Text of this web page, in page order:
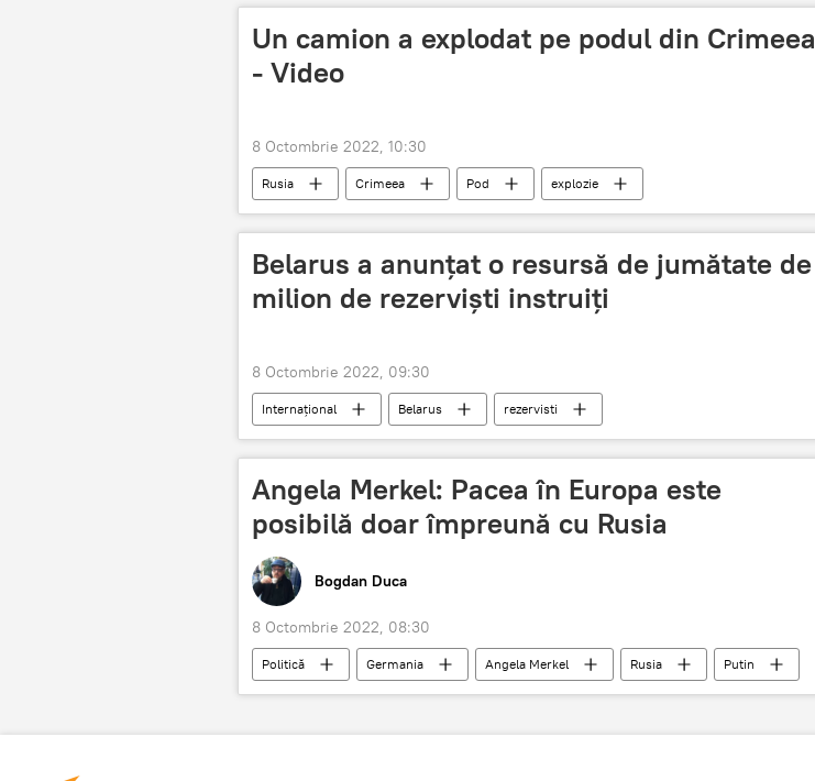
Un camion a explodat pe podul din Crimeea
- Video
8 Octombrie 2022, 10:30
Rusia Crimeea Pod explozie
Belarus a anunțat o resursă de jumătate de
milion de rezerviști instruiți
8 Octombrie 2022, 09:30
Internațional Belarus rezervisti
Angela Merkel: Pacea în Europa este
posibilă doar împreună cu Rusia
Bogdan Duca
8 Octombrie 2022, 08:30
Politică Germania Angela Merkel Rusia Putin